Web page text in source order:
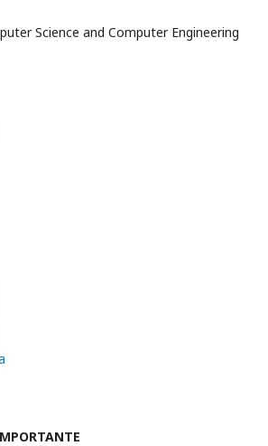
Science and Computer Engineering